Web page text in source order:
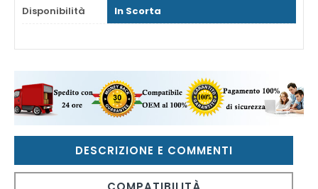
Disponibilità
In Scorta
DESCRIZIONE E COMMENTI